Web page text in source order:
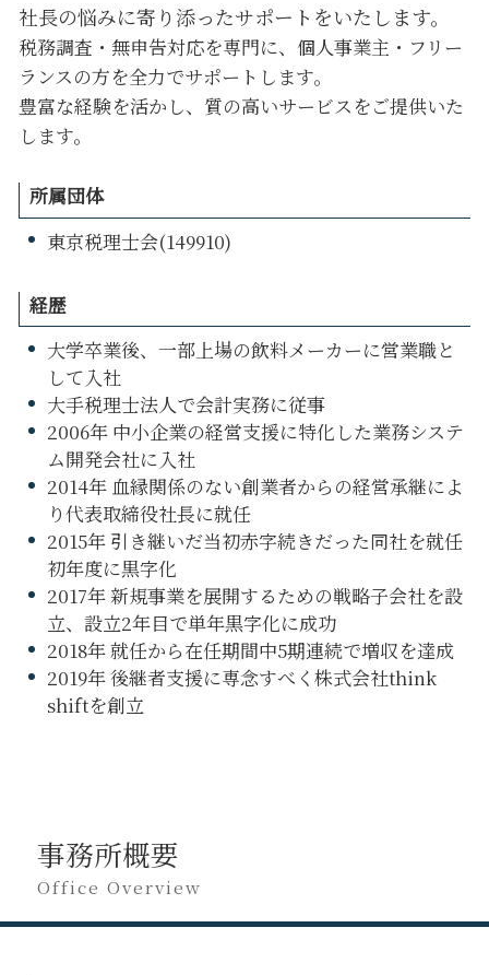
社長の悩みに寄り添ったサポートをいたします。
税務調査・無申告対応を専門に、個人事業主・フリー
ランスの方を全力でサポートします。
豊富な経験を活かし、質の高いサービスをご提供いた
します。
所属団体
東京税理士会(149910)
経歴
大学卒業後、一部上場の飲料メーカーに営業職と
して入社
大手税理士法人で会計実務に従事
2006年 中小企業の経営支援に特化した業務システ
ム開発会社に入社
2014年 血縁関係のない創業者からの経営承継によ
り代表取締役社長に就任
2015年 引き継いだ当初赤字続きだった同社を就任
初年度に黒字化
2017年 新規事業を展開するための戦略子会社を設
立、設立2年目で単年黒字化に成功
2018年 就任から在任期間中5期連続で増収を達成
2019年 後継者支援に専念すべく株式会社think
shiftを創立
事務所概要
Office Overview